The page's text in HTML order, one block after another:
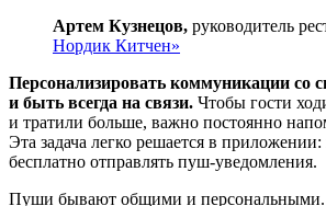
Артем Кузнецов, руководитель
Нордик Китчен»
Персонализировать коммуникации со
и быть всегда на связи. Чтобы гости
и тратили больше, важно постоянно
Эта задача легко решается в
бесплатно отправлять пуш‑уведомления.
Пуши бывают общими и